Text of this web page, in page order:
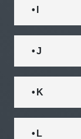
• I
• J
• K
• L